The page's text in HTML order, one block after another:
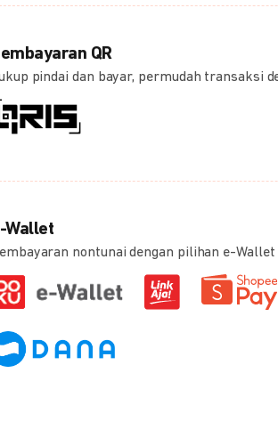
QR
pindai dan bayar, permudah transaksi
Wallet
nontunai dengan pilihan e-